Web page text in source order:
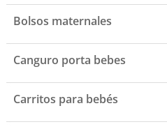
Bolsos maternales
Canguro porta bebes
Carritos para bebés